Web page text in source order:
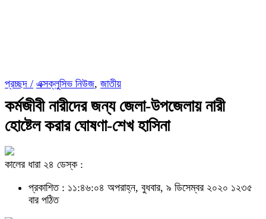
প্রচ্ছদ / এক্সক্লুসিভ নিউজ, জাতীয়
কর্মজীবী নারীদের জন্য জেলা-উপজেলায় নারী
হোষ্টেল করার ঘোষণা-শেখ হাসিনা
কালের ধারা ২৪ ডেস্ক :
প্রকাশিত : ১১:৪৬:০৪ অপরাহ্ন, বুধবার, ৯ ডিসেম্বর ২০২০ ১২৩৫
বার পঠিত